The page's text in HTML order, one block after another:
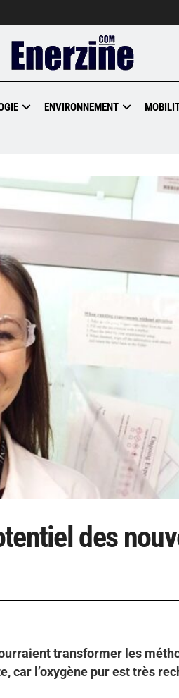
ENVIRONNEMENT
des
transformer les
l’oxygène pur est très